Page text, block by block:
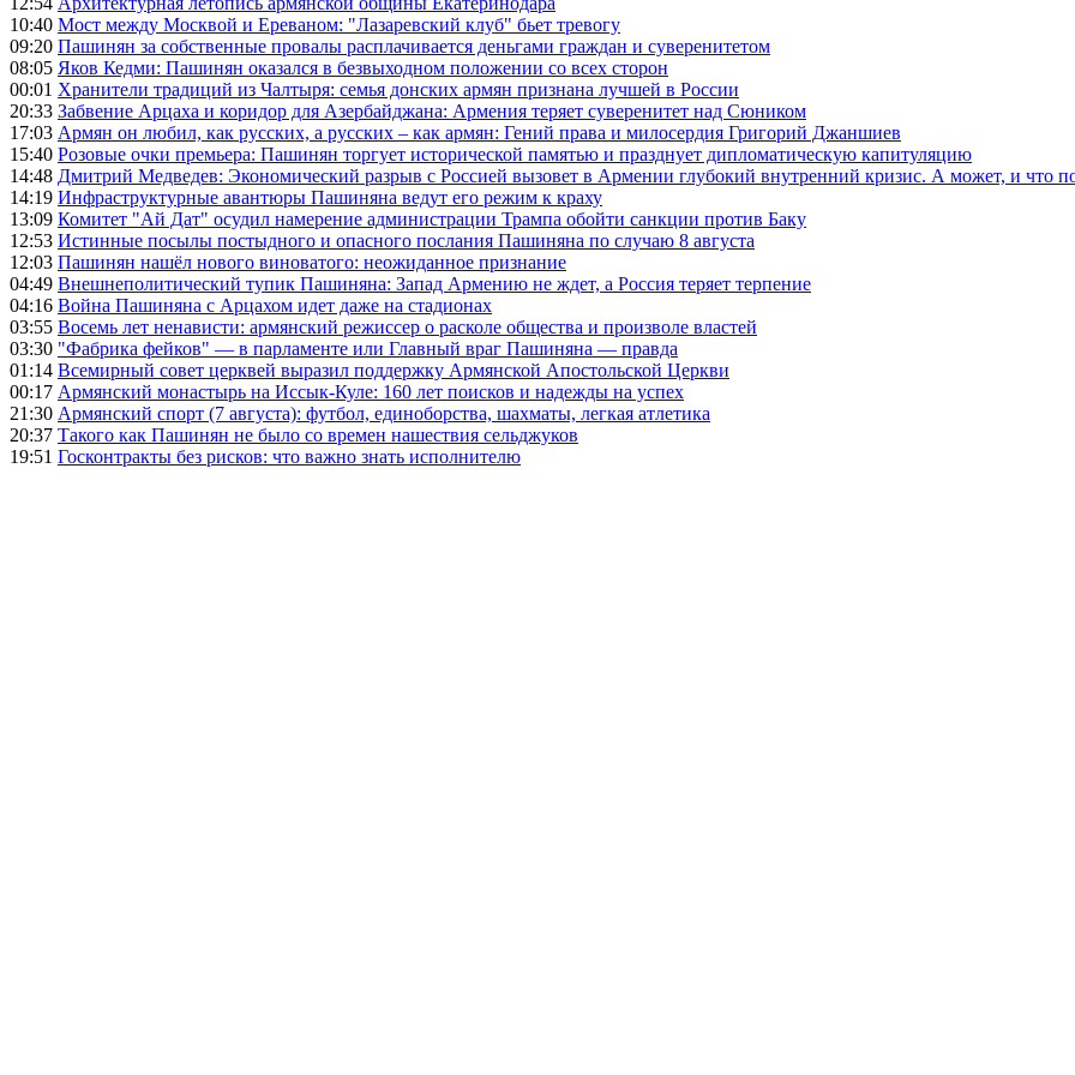
10:40 Мост между Москвой и Ереваном: "Лазаревский клуб" бьет тревогу
09:20 Пашинян за собственные провалы расплачивается деньгами граждан и суверенитетом
08:05 Яков Кедми: Пашинян оказался в безвыходном положении со всех сторон
00:01 Хранители традиций из Чалтыря: семья донских армян признана лучшей в России
20:33 Забвение Арцаха и коридор для Азербайджана: Армения теряет суверенитет над Сюником
17:03 Армян он любил, как русских, а русских – как армян: Гений права и милосердия Григорий Джаншиев
15:40 Розовые очки премьера: Пашинян торгует исторической памятью и празднует дипломатическую капитуляцию
14:48 Дмитрий Медведев: Экономический разрыв с Россией вызовет в Армении глубокий внутренний кризис. А может, и что
14:19 Инфраструктурные авантюры Пашиняна ведут его режим к краху
13:09 Комитет "Ай Дат" осудил намерение администрации Трампа обойти санкции против Баку
12:53 Истинные посылы постыдного и опасного послания Пашиняна по случаю 8 августа
12:03 Пашинян нашёл нового виноватого: неожиданное признание
04:49 Внешнеполитический тупик Пашиняна: Запад Армению не ждет, а Россия теряет терпение
04:16 Война Пашиняна с Арцахом идет даже на стадионах
03:55 Восемь лет ненависти: армянский режиссер о расколе общества и произволе властей
03:30 "Фабрика фейков" — в парламенте или Главный враг Пашиняна — правда
01:14 Всемирный совет церквей выразил поддержку Армянской Апостольской Церкви
00:17 Армянский монастырь на Иссык-Куле: 160 лет поисков и надежды на успех
21:30 Армянский спорт (7 августа): футбол, единоборства, шахматы, легкая атлетика
20:37 Такого как Пашинян не было со времен нашествия сельджуков
19:51 Госконтракты без рисков: что важно знать исполнителю